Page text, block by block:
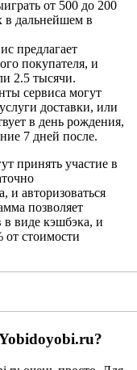
от 500 до 200
в дальнейшем в
предлагает
покупателя, и
2.5 тысячи.
сервиса могут
доставки, или
в день рождения,
7 дней после.
принять участие в
и авторизоваться
позволяет
в виде кэшбэка, и
от стоимости